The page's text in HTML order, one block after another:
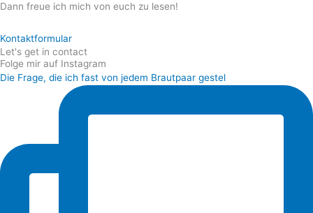
Dann freue ich mich von euch zu lesen!
Kontaktformular
Let's get in contact
Folge mir auf Instagram
Die Frage, die ich fast von jedem Brautpaar gestel